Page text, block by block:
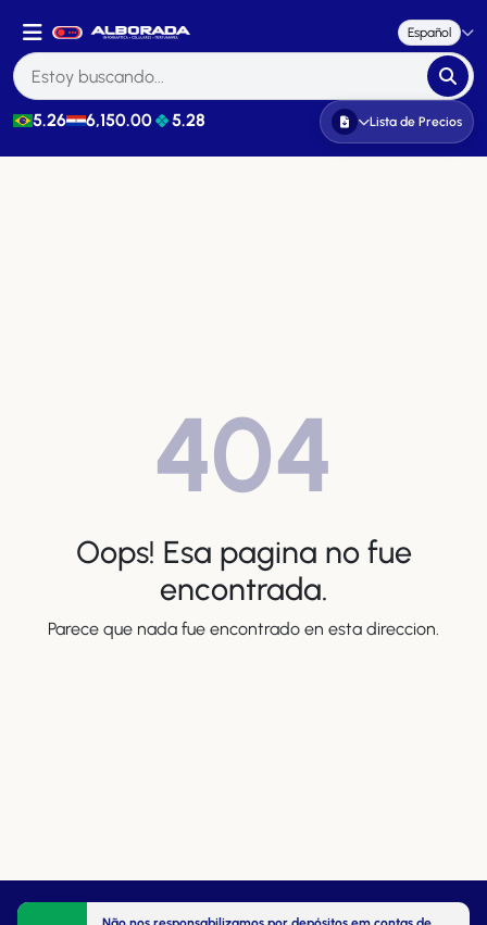
Español
5.26 6,150.00 5.28 Lista de Precios
404
Oops! Esa pagina no fue
encontrada.
Parece que nada fue encontrado en esta direccion.